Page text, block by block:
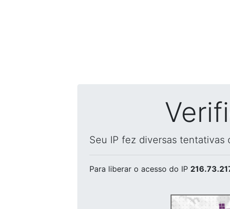
Seu IP fez diversas tentativas
Para liberar o acesso do IP